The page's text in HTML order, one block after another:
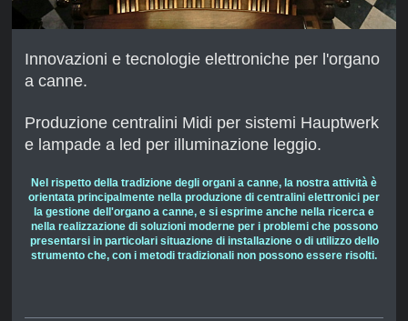
Innovazioni e tecnologie elettroniche per l'organo
a canne.
Produzione centralini Midi per sistemi Hauptwerk
e lampade a led per illuminazione leggio.
Nel rispetto della tradizione degli organi a canne, la nostra attività è
orientata principalmente nella produzione di centralini elettronici per
la gestione dell'organo a canne, e si esprime anche nella ricerca e
nella realizzazione di soluzioni moderne per i problemi che possono
presentarsi in particolari situazione di installazione o di utilizzo dello
strumento che, con i metodi tradizionali non possono essere risolti.